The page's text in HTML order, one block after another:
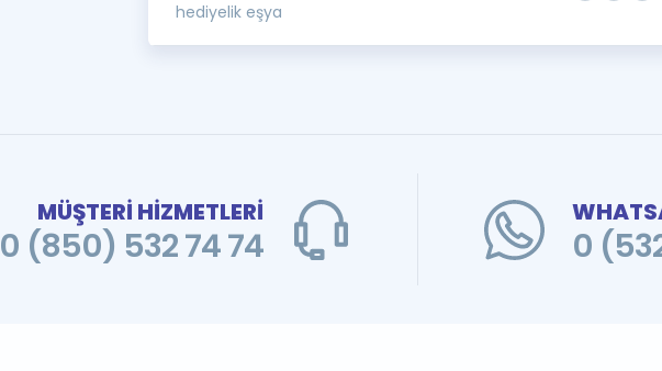
hediyelik eşya
MÜŞTERİ HİZMETLERİ
0 (850) 532 74 74 0